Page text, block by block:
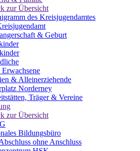
zur Übersicht
des Kreisjugendamtes
& Geburt
Erwachsene
& Alleinerziehende
Norderney
Träger & Vereine
zur Übersicht
Bildungsbüro
ohne Anschluss